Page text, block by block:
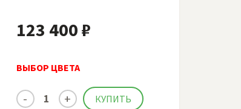
123 400 ₽
ВЫБОР ЦВЕТА